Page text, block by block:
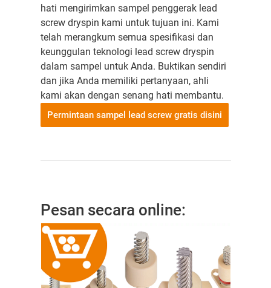
hati mengirimkan sampel penggerak lead
screw dryspin kami untuk tujuan ini. Kami
telah merangkum semua spesifikasi dan
keunggulan teknologi lead screw dryspin
dalam sampel untuk Anda. Buktikan sendiri
dan jika Anda memiliki pertanyaan, ahli
kami akan dengan senang hati membantu.
Permintaan sampel lead screw gratis disini
Pesan secara online: